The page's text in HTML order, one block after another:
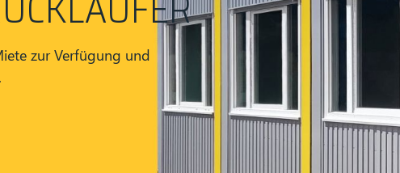
zur Verfügung und